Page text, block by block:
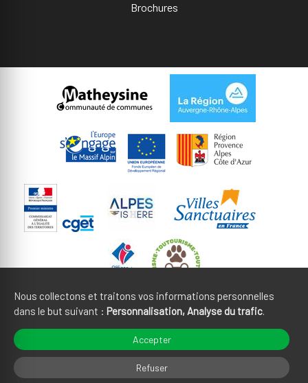
Brochures
Gestion des cookies Crédits
Nous collectons et traitons vos informations personnelles
dans le but suivant : Personnalisation, Analyse du trafic.
Accepter
Refuser